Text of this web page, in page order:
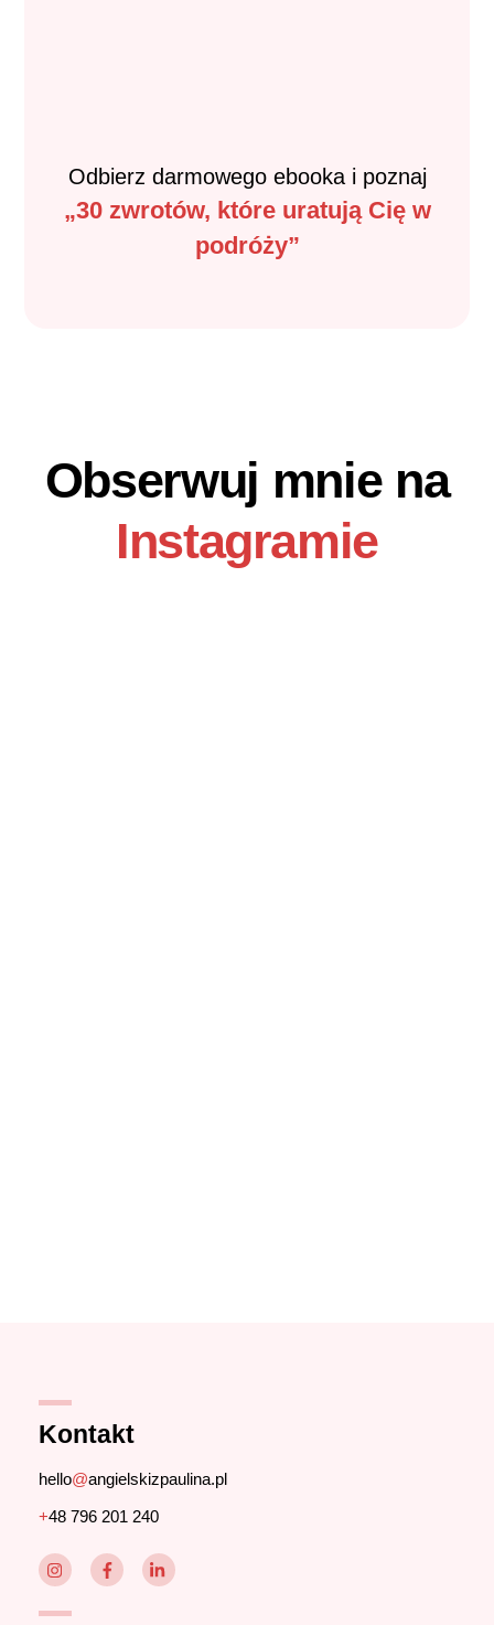
Odbierz darmowego ebooka i poznaj
„30 zwrotów, które uratują Cię w
podróży”
Obserwuj mnie na
Instagramie
Kontakt
hello@angielskizpaulina.pl
+48 796 201 240